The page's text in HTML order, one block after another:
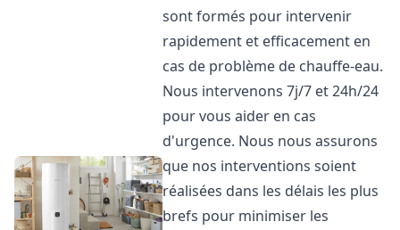
sont formés pour intervenir
rapidement et efficacement en
cas de problème de chauffe-eau.
Nous intervenons 7j/7 et 24h/24
pour vous aider en cas
d'urgence. Nous nous assurons
que nos interventions soient
réalisées dans les délais les plus
brefs pour minimiser les